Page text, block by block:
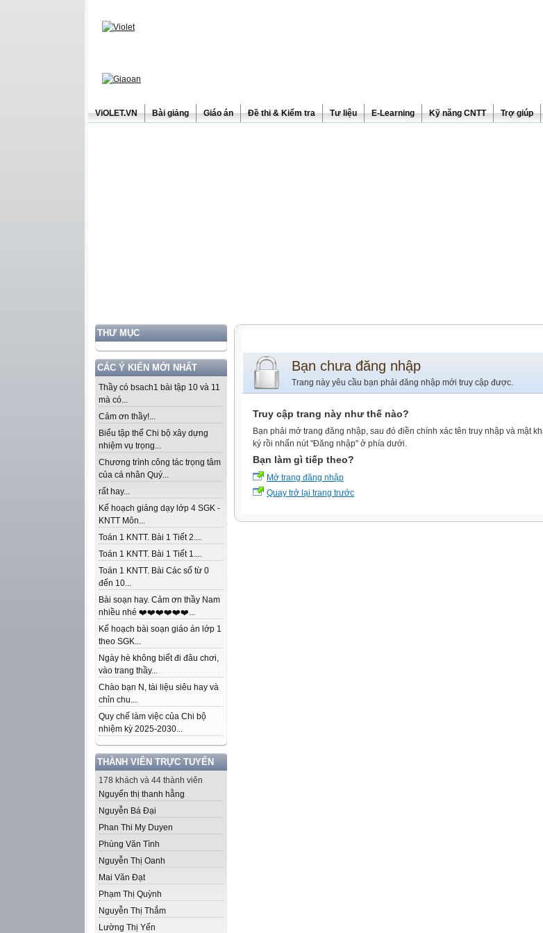
ViOLET.VN Bài giảng Giáo án Đề thi & Kiểm tra Tư liệu E-Learning Kỹ năng CNTT Trợ giúp
THƯ MỤC
CÁC Ý KIẾN MỚI NHẤT
Thầy có bsach1 bài tập 10 và 11
mà có...
Cảm ơn thầy!...
Biểu tập thể Chi bộ xây dựng
nhiệm vụ trọng...
Chương trình công tác trọng tâm
của cá nhân Quý...
rất hay...
Kế hoạch giảng dạy lớp 4 SGK -
KNTT Môn...
Toán 1 KNTT. Bài 1 Tiết 2....
Toán 1 KNTT. Bài 1 Tiết 1....
Toán 1 KNTT. Bài Các số từ 0
đến 10...
Bài soạn hay. Cảm ơn thầy Nam
nhiều nhé ❤️❤️❤️❤️❤️❤️...
Kế hoạch bài soạn giáo án lớp 1
theo SGK...
Ngày hè không biết đi đâu chơi,
vào trang thầy...
Chào bạn N, tài liệu siêu hay và
chỉn chu...
Quy chế làm việc của Chi bộ
nhiệm kỳ 2025-2030...
THÀNH VIÊN TRỰC TUYẾN
178 khách và 44 thành viên
Nguyển thị thanh hằng
Nguyễn Bá Đại
Phan Thi My Duyen
Phùng Văn Tình
Nguyễn Thị Oanh
Mai Văn Đạt
Phạm Thị Quỳnh
Nguyễn Thị Thắm
Lường Thị Yến
Bạn chưa đăng nhập
Trang này yêu cầu bạn phải đăng nhập mới truy cập được.
Truy cập trang này như thế nào?
Bạn phải mở trang đăng nhập, sau đó điền chính xác tên truy nhập và mật
ký rồi nhấn nút "Đăng nhập" ở phía dưới.
Bạn làm gì tiếp theo?
Mở trang đăng nhập
Quay trở lại trang trước